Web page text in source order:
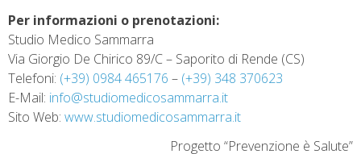
Per informazioni o prenotazioni:
Studio Medico Sammarra
Via Giorgio De Chirico 89/C – Saporito di Rende (CS)
Telefoni: (+39) 0984 465176 – (+39) 348 370623
E-Mail: info@studiomedicosammarra.it
Sito Web: www.studiomedicosammarra.it
Progetto “Prevenzione è Salute”